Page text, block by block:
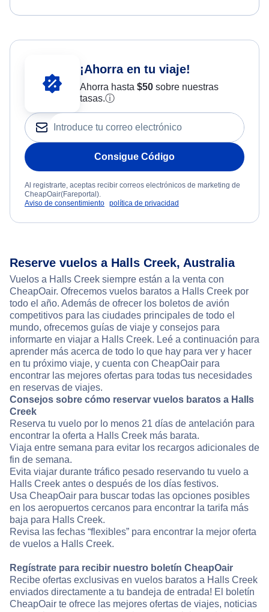
¡Ahorra en tu viaje!
Ahorra hasta $50sobre nuestras
tasas.ⓘ
Consigue Código
Al registrarte, aceptas recibir correos electrónicos de marketing de
CheapOair(Fareportal).
Aviso de consentimiento política de privacidad
Reserve vuelos a Halls Creek, Australia
Vuelos a Halls Creek siempre están a la venta con
CheapOair. Ofrecemos vuelos baratos a Halls Creek por
todo el año. Además de ofrecer los boletos de avión
competitivos para las ciudades principales de todo el
mundo, ofrecemos guías de viaje y consejos para
informarte en viajar a Halls Creek. Leé a continuación para
aprender más acerca de todo lo que hay para ver y hacer
en tu próximo viaje, y cuenta con CheapOair para
encontrar las mejores ofertas para todas tus necesidades
en reservas de viajes.
Consejos sobre cómo reservar vuelos baratos a Halls
Creek
Reserva tu vuelo por lo menos 21 días de antelación para
encontrar la oferta a Halls Creek más barata.
Viaja entre semana para evitar los recargos adicionales de
fin de semana.
Evita viajar durante tráfico pesado reservando tu vuelo a
Halls Creek antes o después de los días festivos.
Usa CheapOair para buscar todas las opciones posibles
en los aeropuertos cercanos para encontrar la tarifa más
baja para Halls Creek.
Revisa las fechas “flexibles” para encontrar la mejor oferta
de vuelos a Halls Creek.
Regístrate para recibir nuestro boletín CheapOair
Recibe ofertas exclusivas en vuelos baratos a Halls Creek
enviados directamente a tu bandeja de entrada! El boletín
CheapOair te ofrece las mejores ofertas de viajes, noticias